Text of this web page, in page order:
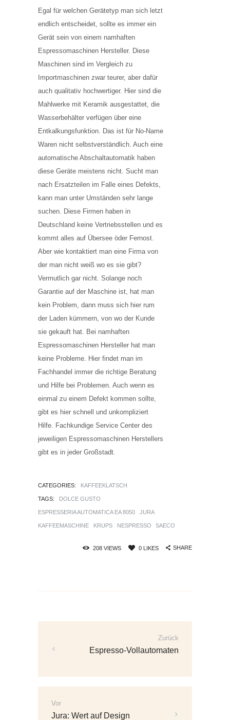
Egal für welchen Gerätetyp man sich letzt
endlich entscheidet, sollte es immer ein
Gerät sein von einem namhaften
Espressomaschinen Hersteller. Diese
Maschinen sind im Vergleich zu
Importmaschinen zwar teurer, aber dafür
auch qualitativ hochwertiger. Hier sind die
Mahlwerke mit Keramik ausgestattet, die
Wasserbehälter verfügen über eine
Entkalkungsfunktion. Das ist für No-Name
Waren nicht selbstverständlich. Auch eine
automatische Abschaltautomatik haben
diese Geräte meistens nicht. Sucht man
nach Ersatzteilen im Falle eines Defekts,
kann man unter Umständen sehr lange
suchen. Diese Firmen haben in
Deutschland keine Vertriebsstellen und es
kommt alles auf Übersee öder Fernost.
Aber wie kontaktiert man eine Firma von
der man nicht weiß wo es sie gibt?
Vermutlich gar nicht. Solange noch
Garantie auf der Maschine ist, hat man
kein Problem, dann muss sich hier rum
der Laden kümmern, von wo der Kunde
sie gekauft hat. Bei namhaften
Espressomaschinen Hersteller hat man
keine Probleme. Hier findet man im
Fachhandel immer die richtige Beratung
und Hilfe bei Problemen. Auch wenn es
einmal zu einem Defekt kommen sollte,
gibt es hier schnell und unkompliziert
Hilfe. Fachkundige Service Center des
jeweiligen Espressomaschinen Herstellers
gibt es in jeder Großstadt.
CATEGORIES: KAFFEEKLATSCH
TAGS: DOLCE GUSTO
ESPRESSERIA AUTOMATICA EA 8050 JURA
KAFFEEMASCHINE KRUPS NESPRESSO SAECO
208VIEWS 0LIKES SHARE
Zurück
Espresso-Vollautomaten
Vor
Beiträge:
Jura: Wert auf Design